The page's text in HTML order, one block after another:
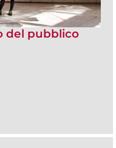
del pubblico